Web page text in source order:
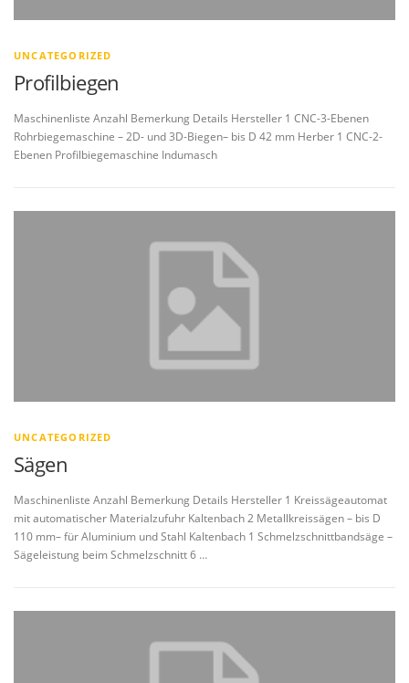
UNCATEGORIZED
Profilbiegen
Maschinenliste Anzahl Bemerkung Details Hersteller 1 CNC-3-Ebenen
Rohrbiegemaschine – 2D- und 3D-Biegen– bis D 42 mm Herber 1 CNC-2-
Ebenen Profilbiegemaschine Indumasch
UNCATEGORIZED
Sägen
Maschinenliste Anzahl Bemerkung Details Hersteller 1 Kreissägeautomat
mit automatischer Materialzufuhr Kaltenbach 2 Metallkreissägen – bis D
110 mm– für Aluminium und Stahl Kaltenbach 1 Schmelzschnittbandsäge –
Sägeleistung beim Schmelzschnitt 6 …